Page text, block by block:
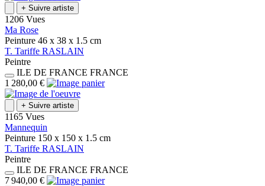
+ Suivre artiste
1206 Vues
Ma Rose
Peinture 46 x 38 x 1.5 cm
T. Tariffe RASLAIN
Peintre
ILE DE FRANCE FRANCE
1 280,00 €
+ Suivre artiste
1165 Vues
Mannequin
Peinture 150 x 150 x 1.5 cm
T. Tariffe RASLAIN
Peintre
ILE DE FRANCE FRANCE
7 940,00 €